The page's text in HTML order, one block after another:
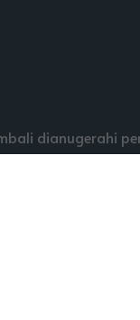
PLN Pecah
dianugerahi